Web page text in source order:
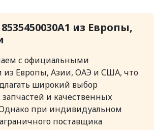
из Европы,
с официальными
из Европы, Азии, ОАЭ и США, что
широкий выбор
и качественных
при индивидуальном
поставщика